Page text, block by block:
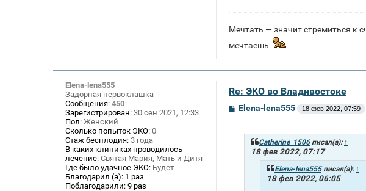
Мечтать — значит стремиться к
мечтаешь
Elena-lena555
Задорная первоклашка
Сообщения: 450
Зарегистрирован: 30 сен 2021, 12:33
Пол: Женский
Сколько попыток ЭКО: 0
Стаж бесплодия: 3 года
В каких клиниках проводилось
лечение: Святая Мария, Мать и Дитя
Где было удачное ЭКО: Будет
Благодарил (а): 1 раз
Поблагодарили: 9 раз
Re: ЭКО во Владивостоке
СElena-lena555 18 фев 2022, 07:59
Catherine_1506писал(а): ↑
18 фев 2022, 07:17
Elena-lena555писал(а): ↑
18 фев 2022, 06:05